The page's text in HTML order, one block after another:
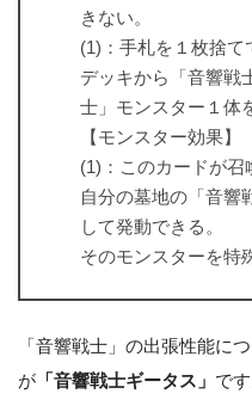
きない。
(1)：手札を１枚捨て
デッキから「音響戦
士」モンスター１体
【モンスター効果】
(1)：このカードが召
自分の墓地の「音響
して発動できる。
そのモンスターを特
「音響戦士」の出張性能に
が 「音響戦士ギータス」 です